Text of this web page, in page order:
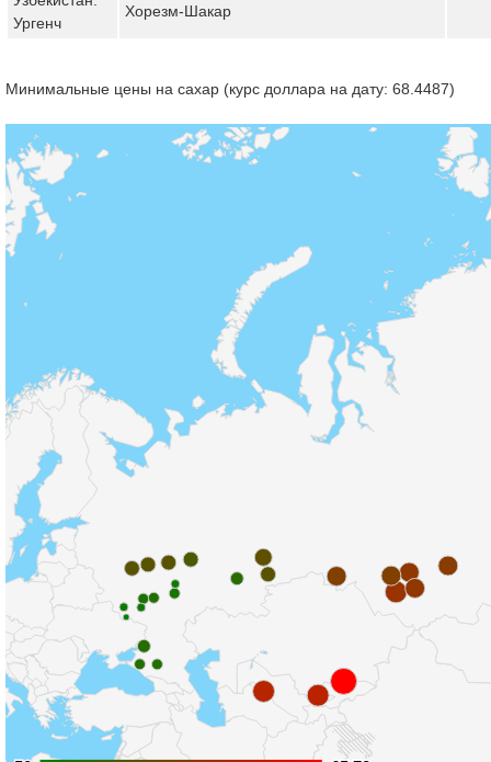
Ургенч
Хорезм-Шакар
Минимальные цены на сахар (курс доллара на дату: 68.4487)